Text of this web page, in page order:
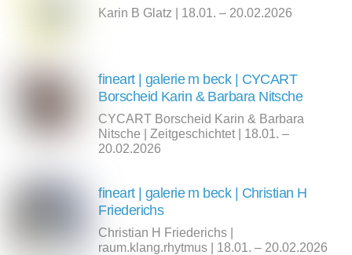
Karin B Glatz | 18.01. – 20.02.2026
fineart | galerie m beck | CYCART
Borscheid Karin & Barbara Nitsche
CYCART Borscheid Karin & Barbara
Nitsche | Zeitgeschichtet | 18.01. –
20.02.2026
fineart | galerie m beck | Christian H
Friederichs
Christian H Friederichs |
raum.klang.rhytmus | 18.01. – 20.02.2026